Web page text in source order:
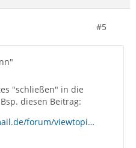
#5
"schließen" in die
diesen Beitrag:
forum/viewtopi…